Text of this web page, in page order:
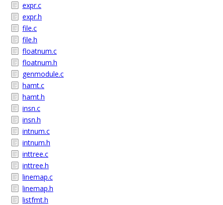
expr.c
expr.h
file.c
file.h
floatnum.c
floatnum.h
genmodule.c
hamt.c
hamt.h
insn.c
insn.h
intnum.c
intnum.h
inttree.c
inttree.h
linemap.c
linemap.h
listfmt.h